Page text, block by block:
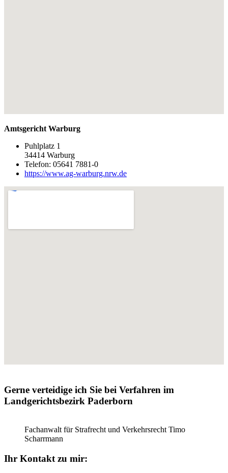
Amtsgericht Warburg
Puhlplatz 1
34414 Warburg
Telefon: 05641 7881-0
https://www.ag-warburg.nrw.de
Gerne verteidige ich Sie bei Verfahren im
Landgerichtsbezirk Paderborn
Fachanwalt für Strafrecht und Verkehrsrecht Timo
Scharrmann
Ihr Kontakt zu mir: